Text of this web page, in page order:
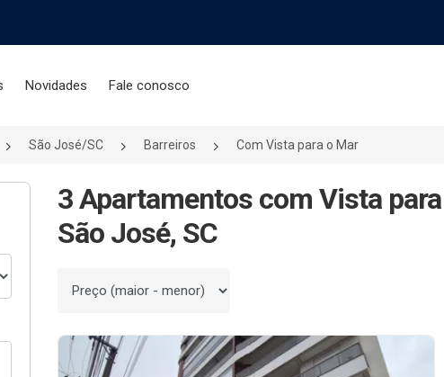
Novidades Fale conosco
São José/SC Barreiros Com Vista para o Mar
3 Apartamentos com Vista
São José, SC
Ordenar por